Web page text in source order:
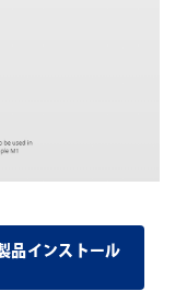
品インストール